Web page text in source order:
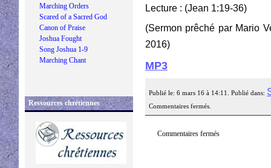
Marching Orders
Scared of a Sacred God
Canon of Praise
Joshua Fought
Song Joshua 1-9
Marching Chant
Ressources chrétiennes
Lecture : (Jean 1:19-36)
(Sermon prêché par Mario
2016)
MP3
Publié le: 6 mars 16 à 14:11. Publié dans:
Commentaires fermés.
Commentaires fermés